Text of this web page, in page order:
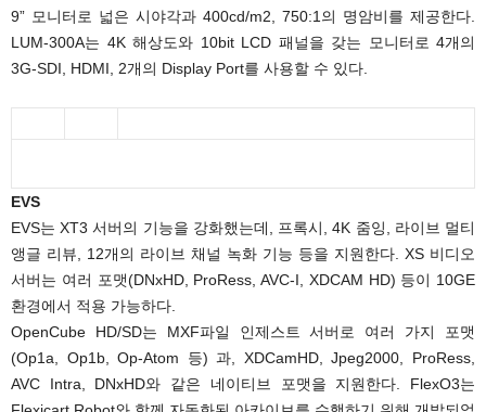
9” 모니터로 넓은 시야각과 400cd/m2, 750:1의 명암비를 제공한다.
LUM-300A는 4K 해상도와 10bit LCD 패널을 갖는 모니터로 4개의
3G-SDI, HDMI, 2개의 Display Port를 사용할 수 있다.
EVS
EVS는 XT3 서버의 기능을 강화했는데, 프록시, 4K 줌잉, 라이브 멀티
앵글 리뷰, 12개의 라이브 채널 녹화 기능 등을 지원한다. XS 비디오
서버는 여러 포맷(DNxHD, ProRess, AVC-I, XDCAM HD) 등이 10GE
환경에서 적용 가능하다.
OpenCube HD/SD는 MXF파일 인제스트 서버로 여러 가지 포맷
(Op1a, Op1b, Op-Atom 등) 과, XDCamHD, Jpeg2000, ProRess,
AVC Intra, DNxHD와 같은 네이티브 포맷을 지원한다. FlexO3는